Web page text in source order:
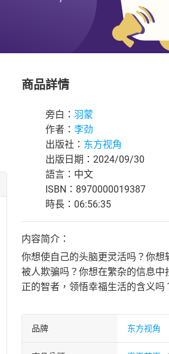
商品詳情
旁白： 羽蒙
作者： 李劲
出版社： 东方视角
出版日期：2024/09/30
語言：中文
ISBN：8970000019387
時長：06:56:35
内容简介：
你想使自己的头脑更灵活吗？你
被人欺骗吗？你想在繁杂的信息
正的智者，领悟幸福生活的含义
品牌 东方视角